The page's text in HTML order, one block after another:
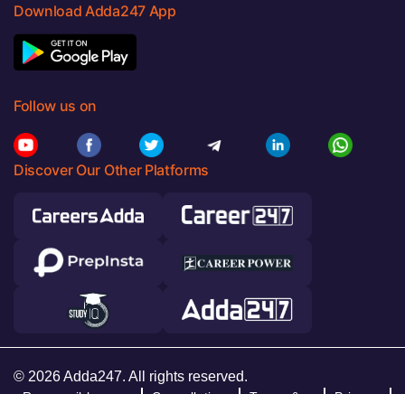
Download Adda247 App
Follow us on
Discover Our Other Platforms
© 2026 Adda247. All rights reserved.